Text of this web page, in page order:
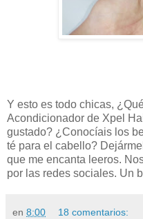
Y esto es todo chicas,
Acondicionador de Xpel
gustado? ¿Conocíais los
té para el cabello?
que me encanta leeros.
por las redes sociales. Un
en 8:00 18 comentarios: